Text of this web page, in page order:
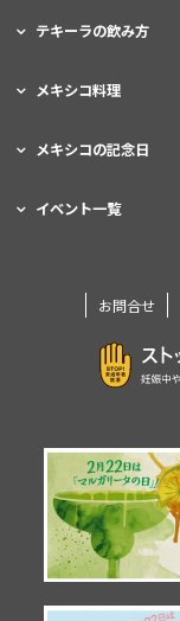
テキーラの飲み方
メキシコ料理
メキシコの記念日
イベント一覧
お問合せ